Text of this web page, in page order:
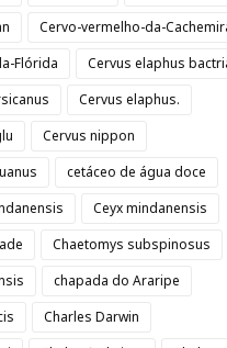
Cervo-vermelho-da-
Flórida
Cervus elaphus
Cervus elaphus.
Cervus nippon
cetáceo de água doce
Ceyx mindanensis
Chaetomys subspinosus
chapada do Araripe
Charles Darwin